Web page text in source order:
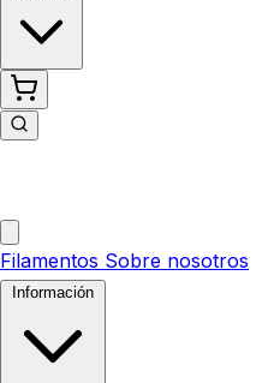
Filamentos Sobre nosotros